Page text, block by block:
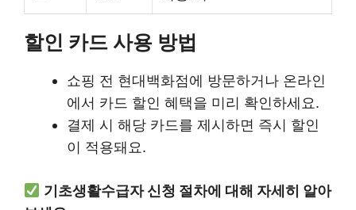
할인 카드 사용 방법
쇼핑 전 현대백화점에 방문하거나 온라인
에서 카드 할인 혜택을 미리 확인하세요.
결제 시 해당 카드를 제시하면 즉시 할인
이 적용돼요.
기초생활수급자 신청 절차에 대해 자세히 알아